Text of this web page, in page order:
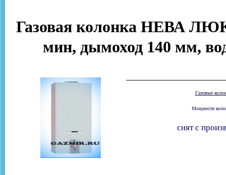
Газовая колонка НЕВА
мин, дымоход 140 мм,
Газовые
Мощности
снят с